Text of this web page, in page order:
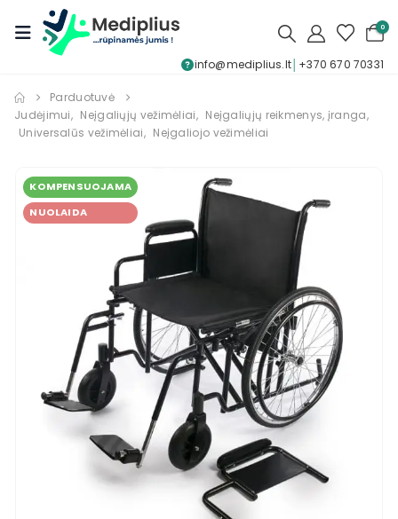
0
info@mediplius.lt│ +370 670 70331
Parduotuvė
Judėjimui, Neįgaliųjų vežimėliai, Neįgaliųjų reikmenys, įranga,
Universalūs vežimėliai, Neįgaliojo vežimėliai
NUOLAIDA
KOMPENSUOJAMA